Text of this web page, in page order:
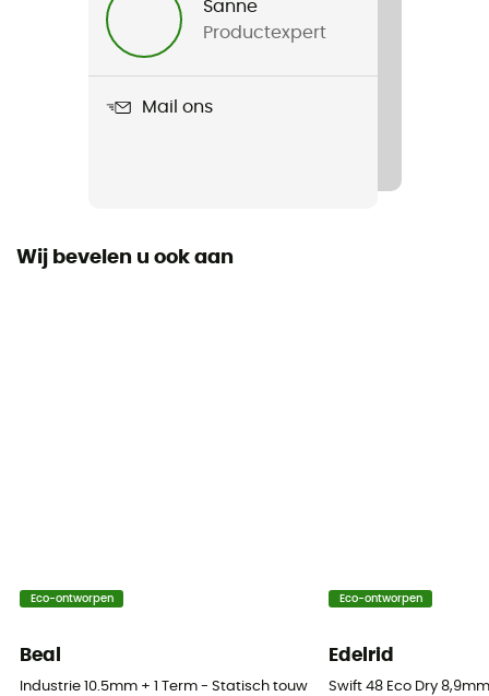
2,7 kg (40m) / 3,45 kg (50m) / 4,1 (60m) / 4,73 kg
Origine Européenne Garantie / PFC-Free
Sanne
Productexpert
Mail ons
Wij bevelen u ook aan
Eco-ontworpen
Beal
Industrie 10.5mm + 1 Term - Statisch touw
Eco-ontworpen
Edelrid
Swift 48 Eco Dry